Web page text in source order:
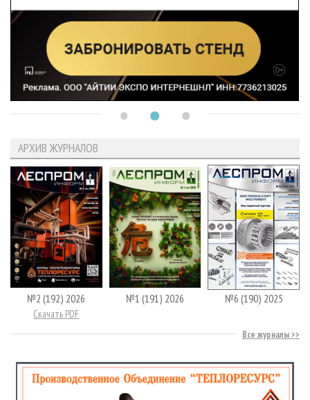
АРХИВ ЖУРНАЛОВ
№2 (192) 2026
Скачать PDF
№1 (191) 2026 №6 (190) 2025
Все журналы